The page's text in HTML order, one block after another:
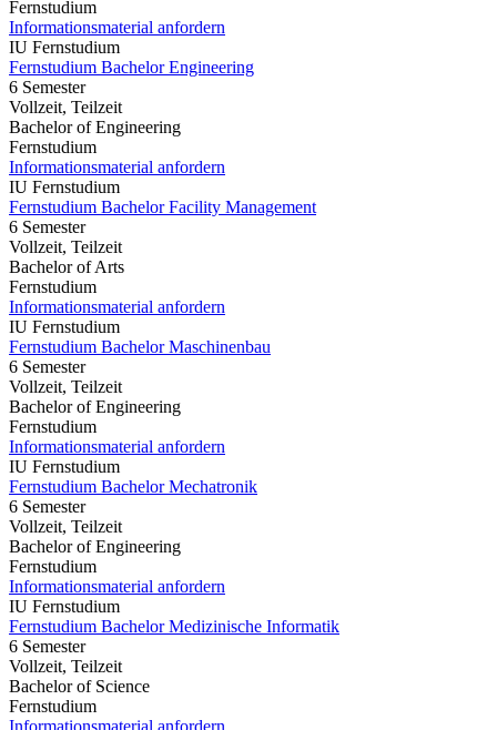
Fernstudium
Informationsmaterial anfordern
IU Fernstudium
Fernstudium Bachelor Engineering
6 Semester
Vollzeit, Teilzeit
Bachelor of Engineering
Fernstudium
Informationsmaterial anfordern
IU Fernstudium
Fernstudium Bachelor Facility Management
6 Semester
Vollzeit, Teilzeit
Bachelor of Arts
Fernstudium
Informationsmaterial anfordern
IU Fernstudium
Fernstudium Bachelor Maschinenbau
6 Semester
Vollzeit, Teilzeit
Bachelor of Engineering
Fernstudium
Informationsmaterial anfordern
IU Fernstudium
Fernstudium Bachelor Mechatronik
6 Semester
Vollzeit, Teilzeit
Bachelor of Engineering
Fernstudium
Informationsmaterial anfordern
IU Fernstudium
Fernstudium Bachelor Medizinische Informatik
6 Semester
Vollzeit, Teilzeit
Bachelor of Science
Fernstudium
Informationsmaterial anfordern